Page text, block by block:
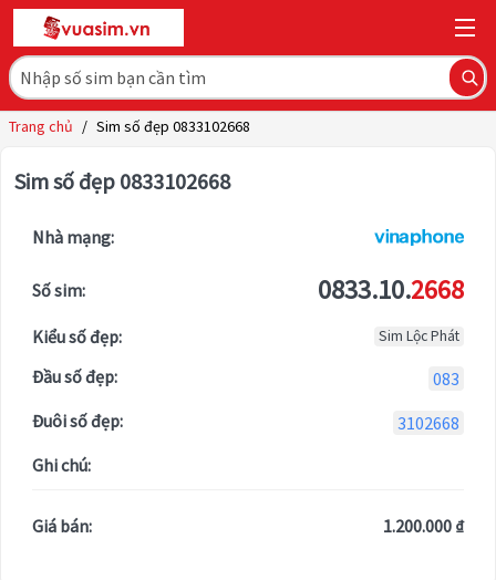
Trang chủ / Sim số đẹp 0833102668
Sim số đẹp 0833102668
Nhà mạng:
Số sim: 0833.10.2668
Kiểu số đẹp: Sim Lộc Phát
Đầu số đẹp:
083
Đuôi số đẹp:
3102668
Ghi chú:
Giá bán: 1.200.000 ₫